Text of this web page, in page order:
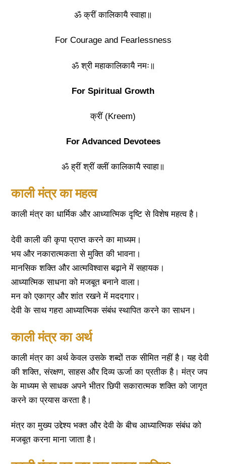
ॐ क्रीं कालिकायै स्वाहा॥
For Courage and Fearlessness
ॐ श्री महाकालिकायै नमः॥
For Spiritual Growth
क्रीं (Kreem)
For Advanced Devotees
ॐ ह्रीं श्रीं क्लीं कालिकायै स्वाहा॥
काली मंत्र का महत्व
काली मंत्र का धार्मिक और आध्यात्मिक दृष्टि से विशेष महत्व है।
देवी काली की कृपा प्राप्त करने का माध्यम।
भय और नकारात्मकता से मुक्ति की भावना।
मानसिक शक्ति और आत्मविश्वास बढ़ाने में सहायक।
आध्यात्मिक साधना को मजबूत बनाने वाला।
मन को एकाग्र और शांत रखने में मददगार।
देवी के साथ गहरा आध्यात्मिक संबंध स्थापित करने का साधन।
काली मंत्र का अर्थ
काली मंत्र का अर्थ केवल उसके शब्दों तक सीमित नहीं है। यह देवी
की शक्ति, संरक्षण, साहस और दिव्य ऊर्जा का प्रतीक है। मंत्र जप
के माध्यम से साधक अपने भीतर छिपी सकारात्मक शक्ति को जागृत
करने का प्रयास करता है।
मंत्र का मुख्य उद्देश्य भक्त और देवी के बीच आध्यात्मिक संबंध को
मजबूत करना माना जाता है।